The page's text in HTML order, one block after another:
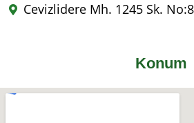
Cevizlidere Mh. 1245 Sk.
Konum